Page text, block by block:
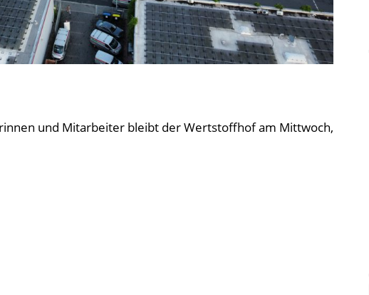
und Mitarbeiter bleibt der Wertstoffhof am Mittwoch,